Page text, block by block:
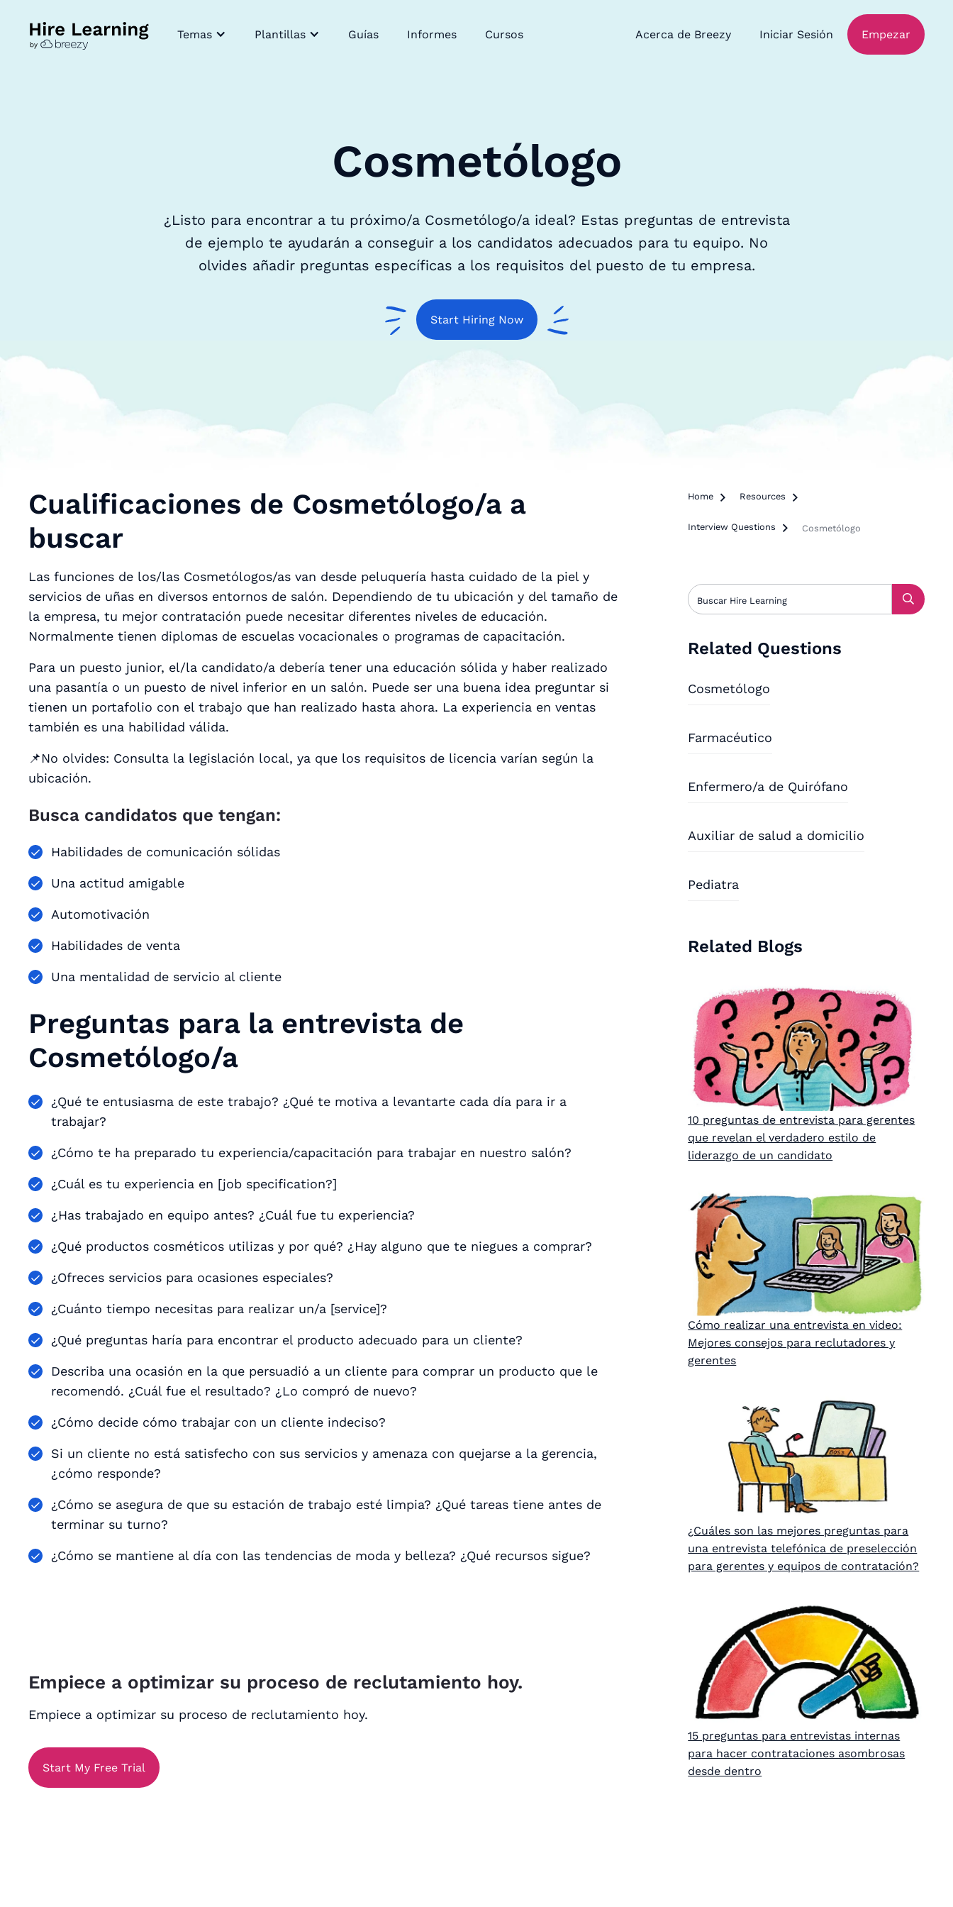
Temas Plantillas Guías Informes Cursos Acerca de Breezy Iniciar Sesión Empezar
Cosmetólogo
¿Listo para encontrar a tu próximo/a Cosmetólogo/a ideal? Estas preguntas de entrevista
de ejemplo te ayudarán a conseguir a los candidatos adecuados para tu equipo. No
olvides añadir preguntas específicas a los requisitos del puesto de tu empresa.
Start Hiring Now
Cualificaciones de Cosmetólogo/a a
buscar
Las funciones de los/las Cosmetólogos/as van desde peluquería hasta cuidado de la piel y
servicios de uñas en diversos entornos de salón. Dependiendo de tu ubicación y del tamaño de
la empresa, tu mejor contratación puede necesitar diferentes niveles de educación.
Normalmente tienen diplomas de escuelas vocacionales o programas de capacitación.
Para un puesto junior, el/la candidato/a debería tener una educación sólida y haber realizado
una pasantía o un puesto de nivel inferior en un salón. Puede ser una buena idea preguntar si
tienen un portafolio con el trabajo que han realizado hasta ahora. La experiencia en ventas
también es una habilidad válida.
📌No olvides: Consulta la legislación local, ya que los requisitos de licencia varían según la
ubicación.
Busca candidatos que tengan:
Habilidades de comunicación sólidas
Una actitud amigable
Automotivación
Habilidades de venta
Una mentalidad de servicio al cliente
Preguntas para la entrevista de
Cosmetólogo/a
¿Qué te entusiasma de este trabajo? ¿Qué te motiva a levantarte cada día para ir a
trabajar?
¿Cómo te ha preparado tu experiencia/capacitación para trabajar en nuestro salón?
¿Cuál es tu experiencia en [job specification?]
¿Has trabajado en equipo antes? ¿Cuál fue tu experiencia?
¿Qué productos cosméticos utilizas y por qué? ¿Hay alguno que te niegues a comprar?
¿Ofreces servicios para ocasiones especiales?
¿Cuánto tiempo necesitas para realizar un/a [service]?
¿Qué preguntas haría para encontrar el producto adecuado para un cliente?
Describa una ocasión en la que persuadió a un cliente para comprar un producto que le
recomendó. ¿Cuál fue el resultado? ¿Lo compró de nuevo?
¿Cómo decide cómo trabajar con un cliente indeciso?
Si un cliente no está satisfecho con sus servicios y amenaza con quejarse a la gerencia,
¿cómo responde?
¿Cómo se asegura de que su estación de trabajo esté limpia? ¿Qué tareas tiene antes de
terminar su turno?
¿Cómo se mantiene al día con las tendencias de moda y belleza? ¿Qué recursos sigue?
Home  Resources 
Interview Questions  Cosmetólogo
Related Questions
Cosmetólogo
Farmacéutico
Enfermero/a de Quirófano
Auxiliar de salud a domicilio
Pediatra
Related Blogs
10 preguntas de entrevista para gerentes
que revelan el verdadero estilo de
liderazgo de un candidato
Cómo realizar una entrevista en video:
Mejores consejos para reclutadores y
gerentes
¿Cuáles son las mejores preguntas para
una entrevista telefónica de preselección
para gerentes y equipos de contratación?
15 preguntas para entrevistas internas
para hacer contrataciones asombrosas
desde dentro
Empiece a optimizar su proceso de reclutamiento hoy.
Empiece a optimizar su proceso de reclutamiento hoy.
Start My Free Trial